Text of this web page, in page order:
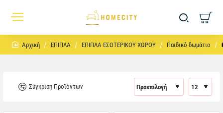
homeΕΠΙΠΛΑ ΕΠΙΠΛΑ ΕΣΩΤΕΡΙΚΟΥ ΧΩΡΟΥ Παιδικό δωμάτιο
Σύγκριση Προϊόντων